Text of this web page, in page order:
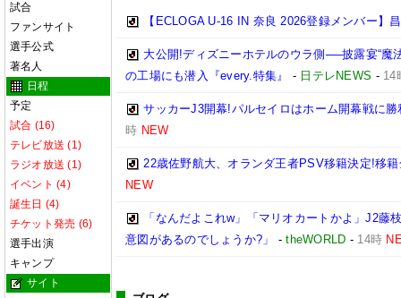
試合
ファンサイト
選手公式
著名人
日程
予定
試合 (16)
テレビ放送 (1)
ラジオ放送 (1)
イベント (4)
誕生日 (4)
チケット発売 (6)
選手出演
キャンプ
サイト
【ECLOGA U-16 IN 奈良 2026登録メンバー】
大公開!ディズニーホテルのウラ側──披露宴“魔
の工場にも潜入『every.特集』
- 日テレNEWS - 14
サッカーJ3開幕!パルセイロはホーム開幕戦に
時 NEW
22歳佐野航大、オランダ王者PSV移籍決定!移
NEW
「なんだよこれw」「マリオカートかよ」J2藤
意図があるのでしょうか?」
-theWORLD - 14時